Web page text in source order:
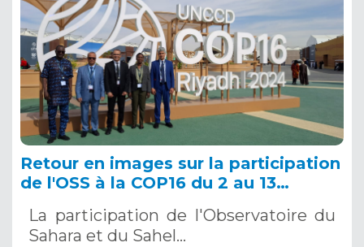
Retour en images sur la participation
de l'OSS à la COP16 du 2 au 13
Saoudite
La participation de l'Observatoire du
Sahara et du Sahel…